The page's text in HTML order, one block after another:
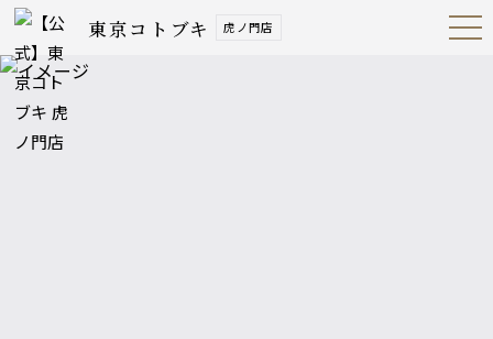
東京コトブキ 虎ノ門店 Open
Navig